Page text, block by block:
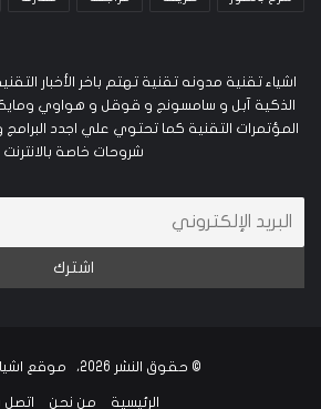
اشياء تقنية مدونه تقنية تهتم باخر الأخبار
الذكية آبل و سامسونج و قوقل و هواوي
المؤتمرات التقنية كما تحتوي علي اجدد البرامج
شروحات خاصة بالانترنت
© حقوق النشر 2026، موقع اشياء تقنية |
الرئيسية من نحن اتصل